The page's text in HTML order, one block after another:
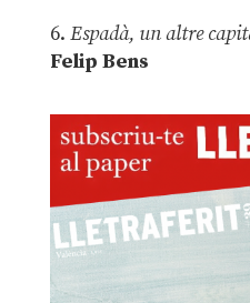
6. Espadà, un altre
Felip Bens